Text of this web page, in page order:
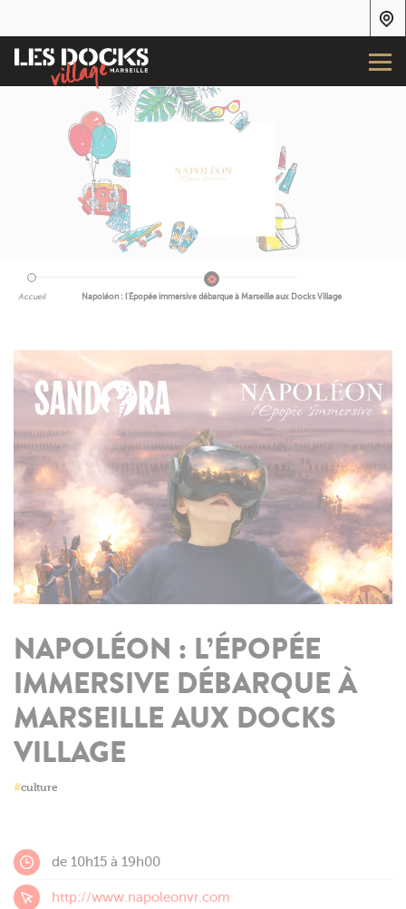
Accueil Napoléon : l’Épopée immersive débarque à Marseille aux Docks Village
NAPOLÉON : L’ÉPOPÉE
IMMERSIVE DÉBARQUE À
MARSEILLE AUX DOCKS
VILLAGE
#culture
de 10h15 à 19h00
http://www.napoleonvr.com